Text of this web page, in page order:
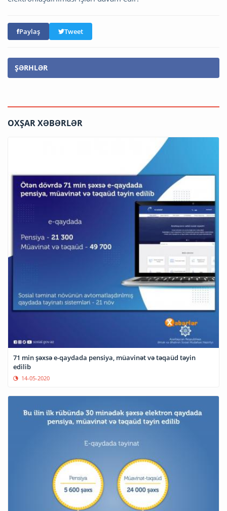
Paylaş Tweet
ŞƏRHLƏR
OXŞAR XƏBƏRLƏR
71 min şəxsə e-qaydada pensiya, müavinət və təqaüd təyin
edilib
14-05-2020